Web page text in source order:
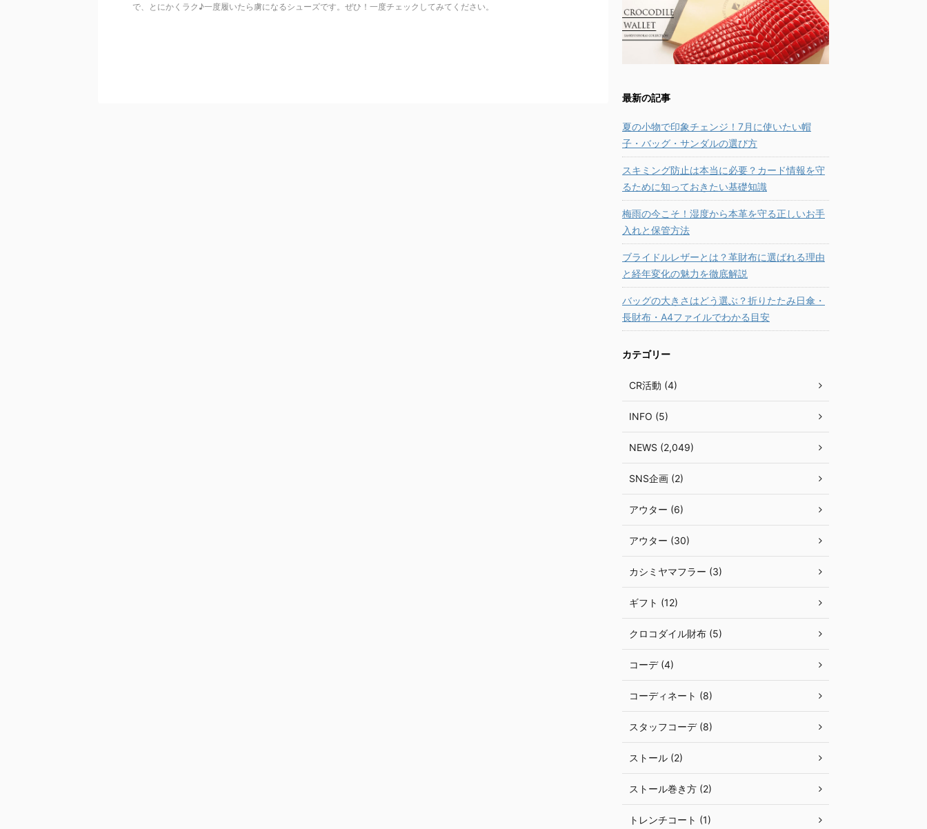
で、とにかくラク♪一度履いたら虜になるシューズです。ぜひ！一度チェックしてみてください。
最新の記事
夏の小物で印象チェンジ！7月に使いたい帽
子・バッグ・サンダルの選び方
スキミング防止は本当に必要？カード情報を守
るために知っておきたい基礎知識
梅雨の今こそ！湿度から本革を守る正しいお手
入れと保管方法
ブライドルレザーとは？革財布に選ばれる理由
と経年変化の魅力を徹底解説
バッグの大きさはどう選ぶ？折りたたみ日傘・
長財布・A4ファイルでわかる目安
カテゴリー
CR活動 (4)
INFO (5)
NEWS (2,049)
SNS企画 (2)
アウター (6)
アウター (30)
カシミヤマフラー (3)
ギフト (12)
クロコダイル財布 (5)
コーデ (4)
コーディネート (8)
スタッフコーデ (8)
ストール (2)
ストール巻き方 (2)
トレンチコート (1)